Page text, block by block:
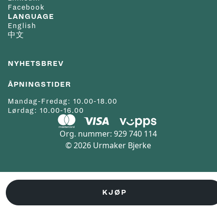
KJØP
med oss på nett@urmaker-bjerke.no.
Facebook
LANGUAGE
English
中文
NYHETSBREV
ÅPNINGSTIDER
Mandag-Fredag: 10.00-18.00
Lørdag: 10.00-16.00
© 2026 Urmaker Bjerke
Org. nummer: 929 740 114